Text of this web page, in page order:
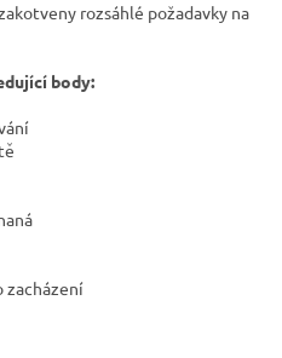
rozsáhlé požadavky na
body:
zacházení